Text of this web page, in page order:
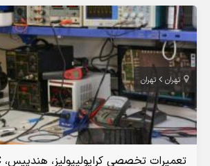
تهران تهران
تعمیرات تخصصی کرایولیپولیز، هندپیس، TEC و..